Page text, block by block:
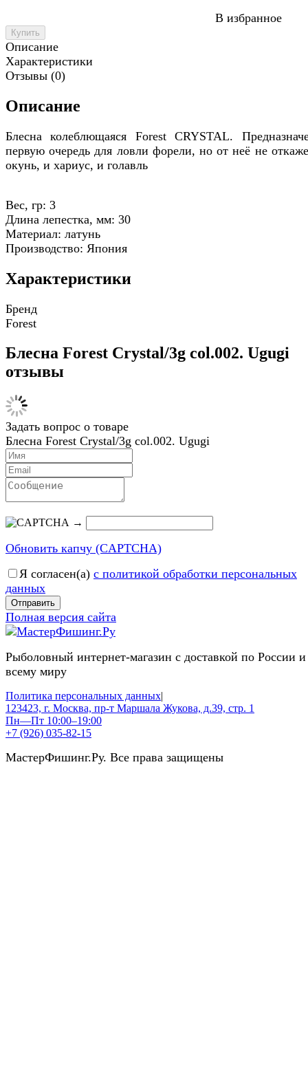
В избранное
Купить
Описание
Характеристики
Отзывы (0)
Описание
Блесна колеблющаяся Forest CRYSTAL.
первую очередь для ловли форели, но от неё не
окунь, и хариус, и голавль
Вес, гр: 3
Длина лепестка, мм: 30
Материал: латунь
Производство: Япония
Характеристики
Бренд
Forest
Блесна Forest Crystal/3g col.002. Ugugi
отзывы
Задать вопрос о товаре
Блесна Forest Crystal/3g col.002. Ugugi
→
Обновить капчу (CAPTCHA)
Я согласен(a) с политикой обработки персональных
данных
Отправить
Полная версия сайта
Рыболовный интернет-магазин с доставкой по России и
всему миру
Политика персональных данных|
123423, г. Москва, пр-т Маршала Жукова, д.39, стр. 1
Пн—Пт 10:00–19:00
+7 (926) 035-82-15
МастерФишинг.Ру. Все права защищены